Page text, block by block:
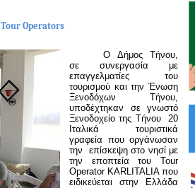
Tour Operators
Ο Δήμος Τήνου,
σε συνεργασία με
επαγγελματίες του
τουρισμού και την Ένωση
Ξενοδόχων Τήνου,
υποδέχτηκαν σε γνωστό
Ξενοδοχείο της Τήνου 20
Ιταλικά τουριστικά
γραφεία που οργάνωσαν
την επίσκεψη στο νησί με
την εποπτεία του Tour
Operator KARLITALIA που
ειδικεύεται στην Ελλάδα